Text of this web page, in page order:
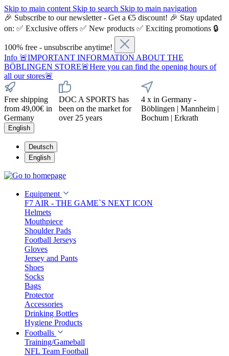
Skip to main content Skip to search Skip to main navigation
🎉 Subscribe to our newsletter - Get a €5 discount! 🎉 Stay updated
on: ✅ Exclusive offers ✅ New products ✅ Exciting promotions 🔒
100% free - unsubscribe anytime!
Info 🚨IMPORTANT INFORMATION ABOUT THE
BÖBLINGEN STORE🚨Here you can find the opening hours of
all our stores🚨
Free shipping
from 49,00€ in
Germany
DOC A SPORTS has
been on the market for
over 25 years
4 x in Germany -
Böblingen | Mannheim |
Bochum | Erkrath
English
Deutsch
English
Equipment
F7 AIR - THE GAME`S NEXT ICON
Helmets
Mouthpiece
Shoulder Pads
Football Jerseys
Gloves
Jersey and Pants
Shoes
Socks
Bags
Protector
Accessories
Drinking Bottles
Hygiene Products
Footballs
Training/Gameball
NFL Team Football